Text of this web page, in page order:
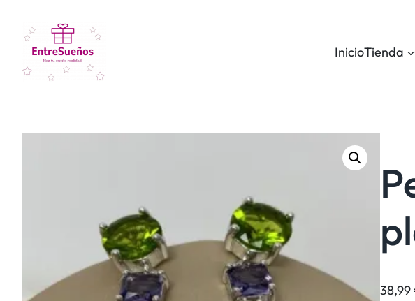
InicioTienda
38,99